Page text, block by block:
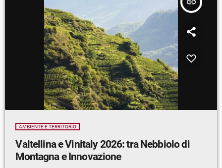
AMBIENTE E TERRITORIO
Valtellina e Vinitaly 2026: tra Nebbiolo di
Montagna e Innovazione